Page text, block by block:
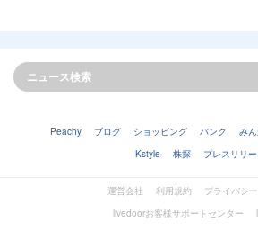
Peachy ブログ ショッピング バンク み
Kstyle
株探 プレスリリ
運営会社 利用規約
プライバシ
livedoorお客様サポートセンター